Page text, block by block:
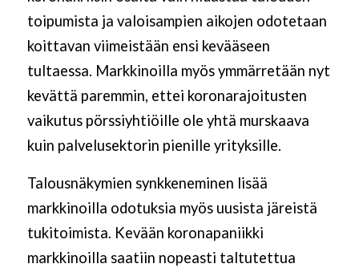
toipumista ja valoisampien aikojen odotetaan
koittavan viimeistään ensi kevääseen
tultaessa. Markkinoilla myös ymmärretään nyt
kevättä paremmin, ettei koronarajoitusten
vaikutus pörssiyhtiöille ole yhtä murskaava
kuin palvelusektorin pienille yrityksille.
Talousnäkymien synkkeneminen lisää
markkinoilla odotuksia myös uusista järeistä
tukitoimista. Kevään koronapaniikki
markkinoilla saatiin nopeasti taltutettua